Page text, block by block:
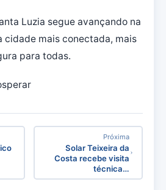
Luzia segue avançando na
cidade mais conectada, mais
para todas.
Próxima
Solar Teixeira da
Costa recebe visita
técnica…